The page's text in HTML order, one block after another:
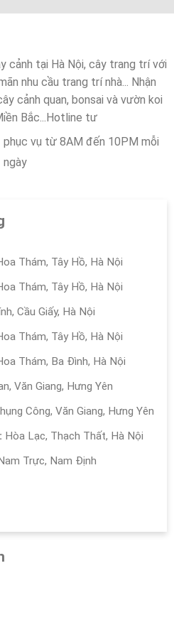
₫.
cảnh tại Hà Nội, cây trang trí với
nhu cầu trang trí nhà... Nhận
cảnh quan, bonsai và vườn koi
Bắc...Hotline tư
phục vụ từ 8AM đến 10PM mỗi
ngày
Thám, Tây Hồ, Hà Nội
Thám, Tây Hồ, Hà Nội
Cầu Giấy, Hà Nội
Thám, Tây Hồ, Hà Nội
Thám, Ba Đình, Hà Nội
Văn Giang, Hưng Yên
Công, Văn Giang, Hưng Yên
Hòa Lạc, Thạch Thất, Hà Nội
Trực, Nam Định